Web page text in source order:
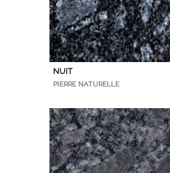
NUIT
PIERRE NATURELLE